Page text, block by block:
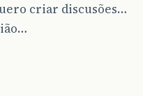
criar discusões…